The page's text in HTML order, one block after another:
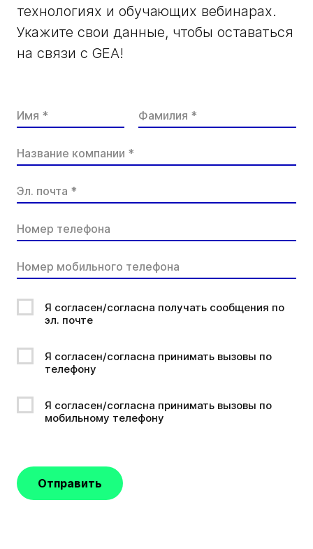
технологиях и обучающих вебинарах.
Укажите свои данные, чтобы оставаться
на связи с GEA!
Я согласен/согласна получать сообщения по
эл. почте
Я согласен/согласна принимать вызовы по
телефону
Я согласен/согласна принимать вызовы по
мобильному телефону
Отправить